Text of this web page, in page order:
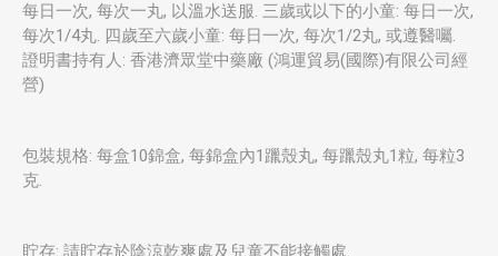
每日一次, 每次一丸, 以溫水送服. 三歲或以下的小童: 每日一次,
每次1/4丸. 四歲至六歲小童: 每日一次, 每次1/2丸, 或遵醫囑.
證明書持有人: 香港濟眾堂中藥廠 (鴻運貿易(國際)有限公司經
營)
包裝規格: 每盒10錦盒, 每錦盒內1躐殼丸, 每躐殼丸1粒, 每粒3
克.
貯存: 請貯存於陰涼乾爽處及兒童不能接觸處.